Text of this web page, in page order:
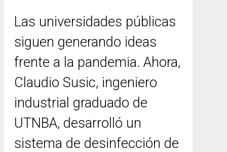
Las universidades públicas
siguen generando ideas
frente a la pandemia. Ahora,
Claudio Susic, ingeniero
industrial graduado de
UTNBA, desarrolló un
sistema de desinfección de